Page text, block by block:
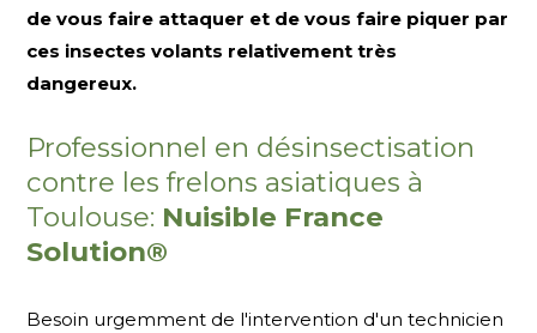
de vous faire attaquer et de vous faire piquer par
ces insectes volants relativement très
dangereux.
Professionnel en désinsectisation
contre les frelons asiatiques à
Toulouse: Nuisible France
Solution®
Besoin urgemment de l'intervention d'un technicien